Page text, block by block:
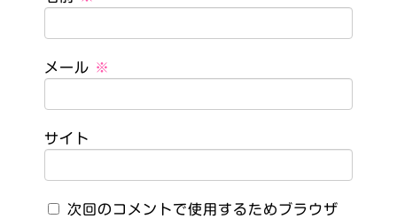
メール ※
サイト
次回のコメントで使用するためブラウザ